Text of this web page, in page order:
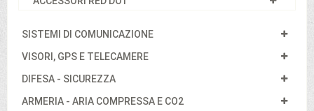
SISTEMI DI COMUNICAZIONE
VISORI, GPS E TELECAMERE
DIFESA - SICUREZZA
ARMERIA - ARIA COMPRESSA E CO2